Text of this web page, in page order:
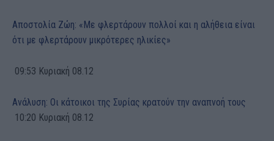
Αποστολία Ζώη: «Με φλερτάρουν πολλοί και η αλήθεια είναι
ότι με φλερτάρουν μικρότερες ηλικίες»
09:53 Κυριακή 08.12
Ανάλυση: Οι κάτοικοι της Συρίας κρατούν την αναπνοή τους
10:20 Κυριακή 08.12